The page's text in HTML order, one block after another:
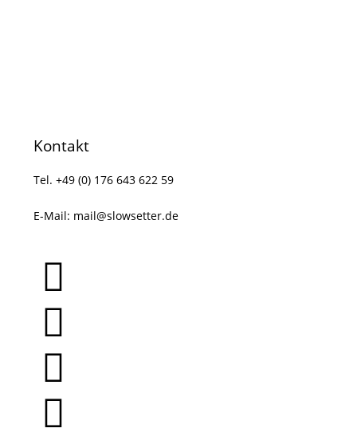
Kontakt
Tel. +49 (0) 176 643 622 59
E-Mail: mail@slowsetter.de